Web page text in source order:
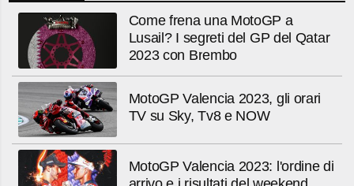
Come frena una MotoGP a
Lusail? I segreti del GP del Qatar
2023 con Brembo
MotoGP Valencia 2023, gli orari
TV su Sky, Tv8 e NOW
MotoGP Valencia 2023: l'ordine di